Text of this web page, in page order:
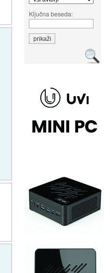
Ključna beseda: